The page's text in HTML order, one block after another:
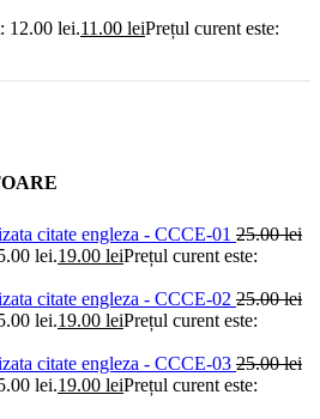
12.00 lei.11.00 leiPrețul curent este:
citate engleza - CCCE-01 25.00lei
lei.19.00 leiPrețul curent este:
citate engleza - CCCE-02 25.00lei
lei.19.00 leiPrețul curent este:
citate engleza - CCCE-03 25.00lei
lei.19.00 leiPrețul curent este: